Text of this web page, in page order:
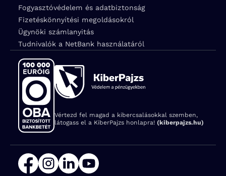
Fogyasztóvédelem és adatbiztonság
Fizetéskönnyítési megoldásokról
Ügynöki számlanyitás
Tudnivalók a NetBank használatáról
Vértezd fel magad a kibercsalásokkal szemben,
látogass el a KiberPajzs honlapra! (kiberpajzs.hu)